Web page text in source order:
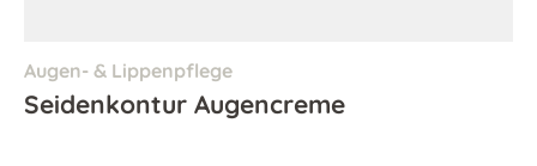
Augen- & Lippenpflege
Seidenkontur Augencreme